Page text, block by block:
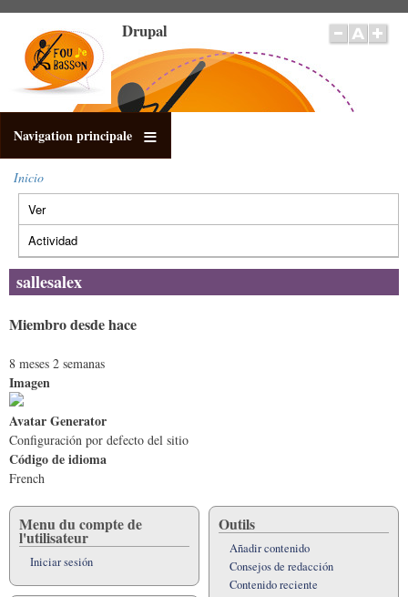
contenido
principal
Drupal
Navigation principale
Sobrescribir
enlaces
de
ayuda
a
la
Inicio
Solapas
principales
Ver(solapa
activa)
Actividad
sallesalex
Miembro desde hace
8 meses 2 semanas
Imagen
Avatar Generator
Configuración por defecto del sitio
Código de idioma
French
Menu du compte de
l'utilisateur
Iniciar sesión
Outils
Añadir contenido
Consejos de redacción
Contenido reciente